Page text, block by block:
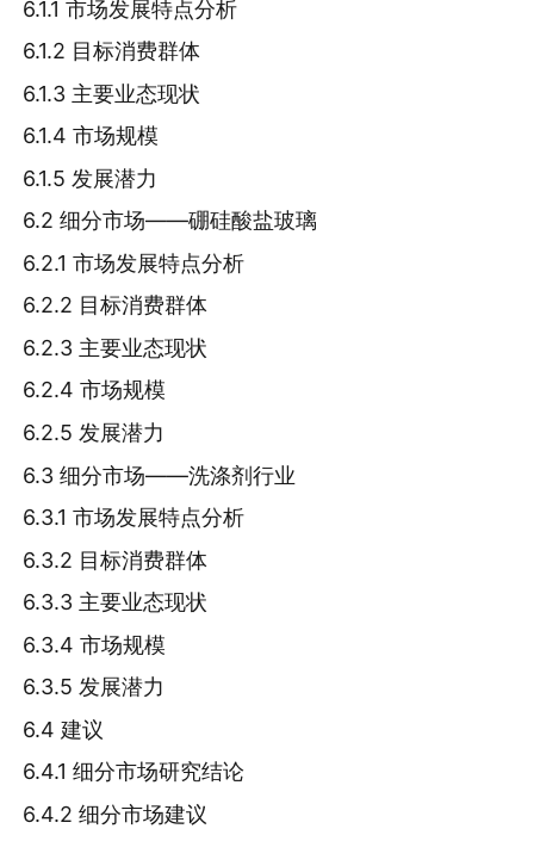
6.1.1 市场发展特点分析
6.1.2 目标消费群体
6.1.3 主要业态现状
6.1.4 市场规模
6.1.5 发展潜力
6.2 细分市场——硼硅酸盐玻璃
6.2.1 市场发展特点分析
6.2.2 目标消费群体
6.2.3 主要业态现状
6.2.4 市场规模
6.2.5 发展潜力
6.3 细分市场——洗涤剂行业
6.3.1 市场发展特点分析
6.3.2 目标消费群体
6.3.3 主要业态现状
6.3.4 市场规模
6.3.5 发展潜力
6.4 建议
6.4.1 细分市场研究结论
6.4.2 细分市场建议